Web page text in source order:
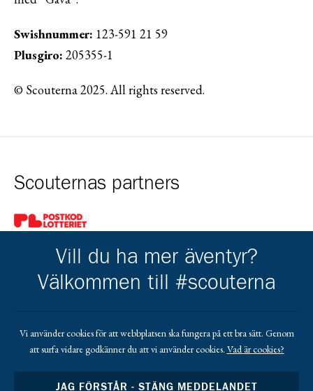
Swishnummer: 123-591 21 59
Plusgiro: 205355-1
© Scouterna 2025. All rights reserved.
Scouternas partners
Gå till pl_50
Gå till https://www.mera.se/Gå till https://www.lansforsakringar.se/
Gå till https://
Vill du ha mer äventyr?
Välkommen till #scouterna
Vi använder cookies för att webbplatsen ska fungera på ett bra sätt. Genom
att surfa vidare godkänner du att vi använder cookies. Vad är cookies?
JAG FÖRSTÅR - STÄNG MEDDELANDET